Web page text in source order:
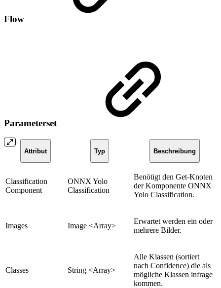
Flow
Parameterset
Attribut Typ Beschreibung
Classification
Component
ONNX Yolo
Classification
Benötigt den Get-Knoten
der Komponente ONNX
Yolo Classification.
Images Image <Array>
Erwartet werden ein oder
mehrere Bilder.
Classes String <Array>
Alle Klassen (sortiert
nach Confidence) die als
mögliche Klassen infrage
kommen.